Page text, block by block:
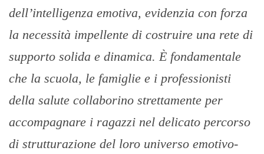
dell’intelligenza emotiva, evidenzia con forza
la necessità impellente di costruire una rete di
supporto solida e dinamica. È fondamentale
che la scuola, le famiglie e i professionisti
della salute collaborino strettamente per
accompagnare i ragazzi nel delicato percorso
di strutturazione del loro universo emotivo-